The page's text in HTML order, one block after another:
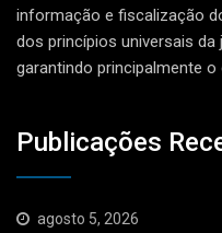
informação e fiscalização
dos princípios universais
garantindo principalmente
Publicações
agosto 5, 2026